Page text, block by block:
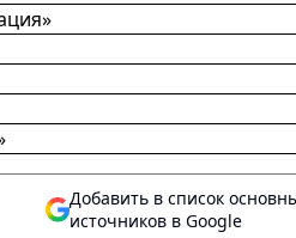
Добавить в список
источников в Google